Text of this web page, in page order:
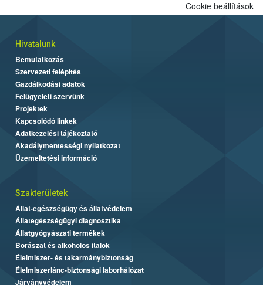
Cookie beállítások
Hivatalunk
Bemutatkozás
Szervezeti felépítés
Gazdálkodási adatok
Felügyeleti szervünk
Projektek
Kapcsolódó linkek
Adatkezelési tájékoztató
Akadálymentességi nyilatkozat
Üzemeltetési információ
Szakterületek
Állat-egészségügy és állatvédelem
Állategészségügyi diagnosztika
Állatgyógyászati termékek
Borászat és alkoholos italok
Élelmiszer- és takarmánybiztonság
Élelmiszerlánc-biztonsági laborhálózat
Járványvédelem